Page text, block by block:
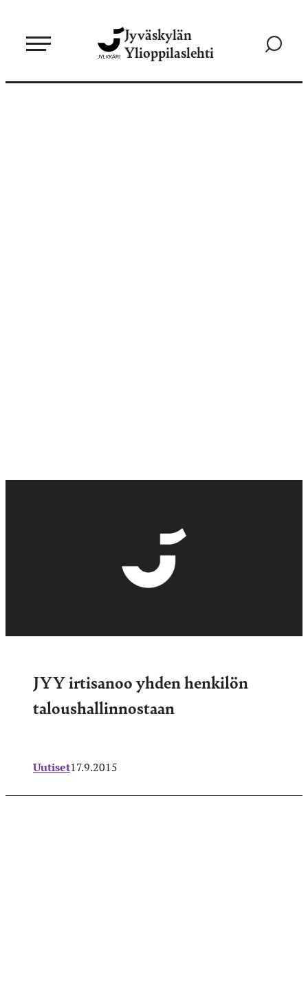
sisältöön
Jyväskylän
Ylioppilaslehti
Siirry
JYY irtisanoo yhden henkilön
taloushallinnostaan
Uutiset17.9.2015